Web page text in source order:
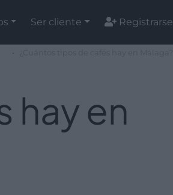
Ser cliente Registrarse
hay en